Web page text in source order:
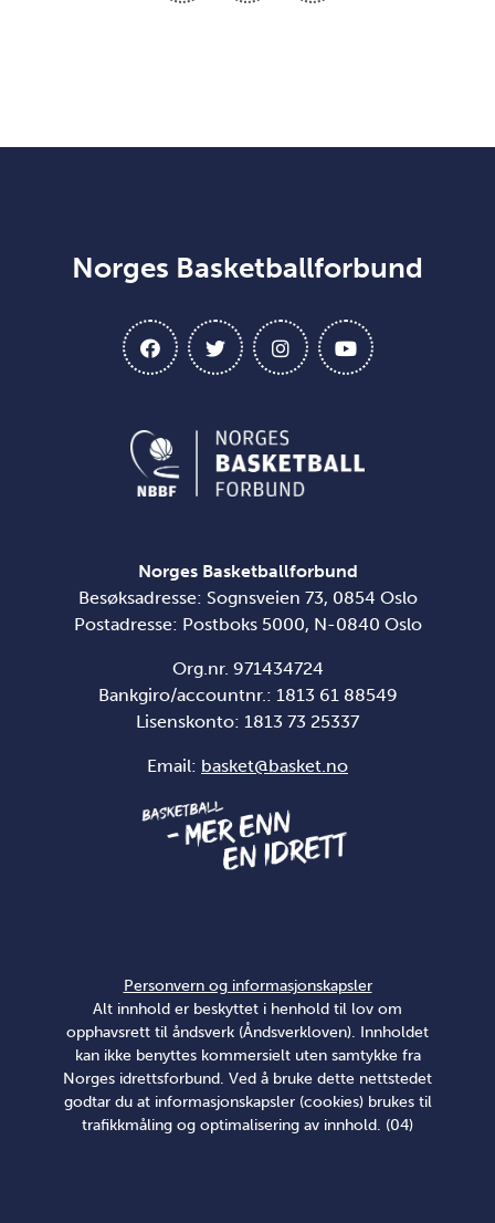
Norges Basketballforbund
Norges Basketballforbund
Besøksadresse: Sognsveien 73, 0854 Oslo
Postadresse: Postboks 5000, N-0840 Oslo
Org.nr. 971434724
Bankgiro/accountnr.: 1813 61 88549
Lisenskonto: 1813 73 25337
Email: basket@basket.no
Personvern og informasjonskapsler
Alt innhold er beskyttet i henhold til lov om
opphavsrett til åndsverk (Åndsverkloven). Innholdet
kan ikke benyttes kommersielt uten samtykke fra
Norges idrettsforbund. Ved å bruke dette nettstedet
godtar du at informasjonskapsler (cookies) brukes til
trafikkmåling og optimalisering av innhold. (04)